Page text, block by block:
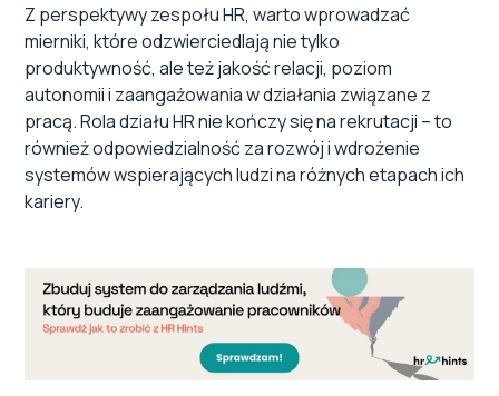
Z perspektywy zespołu HR, warto wprowadzać
mierniki, które odzwierciedlają nie tylko
produktywność, ale też jakość relacji, poziom
autonomii i zaangażowania w działania związane z
pracą. Rola działu HR nie kończy się na rekrutacji – to
również odpowiedzialność za rozwój i wdrożenie
systemów wspierających ludzi na różnych etapach ich
kariery.